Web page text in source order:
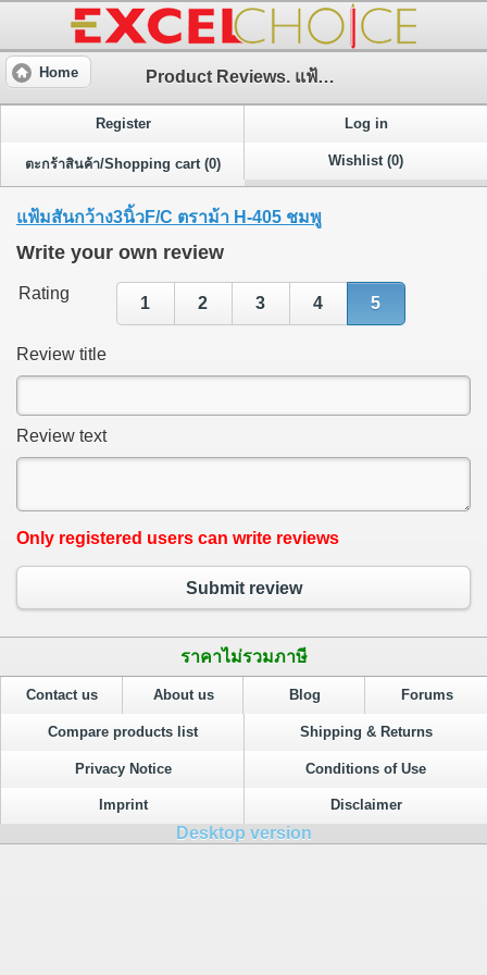
Home Product Reviews. แฟ้มสันกว้าง3นิ้วF/C ตราม้า H-405 ชมพู
Register Log in
ตะกร้าสินค้า/Shopping cart (0) Wishlist (0)
แฟ้มสันกว้าง3นิ้วF/C ตราม้า H-405 ชมพู
Write your own review
Rating
1 2 3 4 5
Review title
Review text
Only registered users can write reviews
Submit review
ราคาไม่รวมภาษี
Contact us About us Blog Forums
Compare products list Shipping & Returns
Privacy Notice Conditions of Use
Imprint Disclaimer
Desktop version